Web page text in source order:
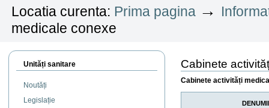
Locatia curenta: Prima pagina →
medicale conexe
Unități sanitare
Noutăți
Legislație
Cabinete
Cabinete activități